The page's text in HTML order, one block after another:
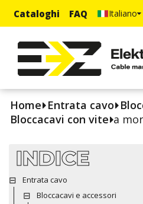
Cataloghi FAQ Italiano
Home Entrata cavo
Bloccacavi con vite a
INDICE
Entrata cavo
Bloccacavi e accessori